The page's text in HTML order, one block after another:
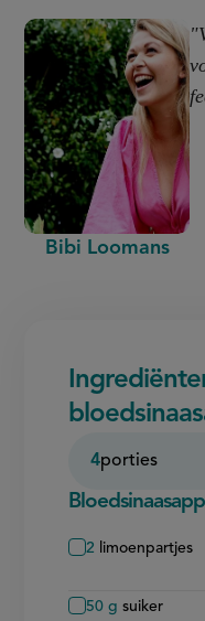
Bibi Loomans
4porties
2 limoenpartjes
50 g suiker